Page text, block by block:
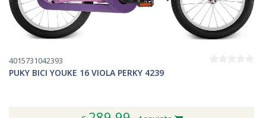
4015731042393
PUKY BICI YOUKE 16 VIOLA PERKY 4239